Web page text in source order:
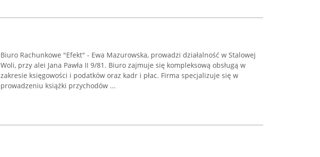
Biuro Rachunkowe "Efekt" - Ewa Mazurowska, prowadzi działalność w Stalowej
Woli, przy alei Jana Pawła II 9/81. Biuro zajmuje się kompleksową obsługą w
zakresie księgowości i podatków oraz kadr i płac. Firma specjalizuje się w
prowadzeniu książki przychodów ...